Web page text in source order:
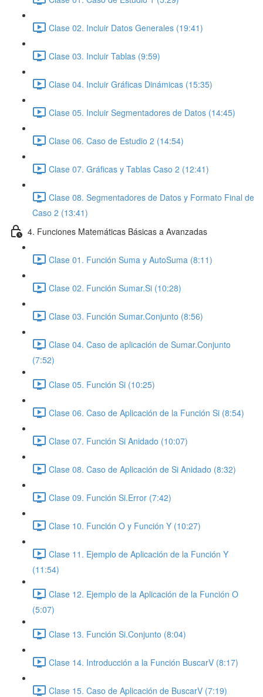
Clase 02. Incluir Datos Generales (19:41)
Clase 03. Incluir Tablas (9:59)
Clase 04. Incluir Gráficas Dinámicas (15:35)
Clase 05. Incluir Segmentadores de Datos (14:45)
Clase 06. Caso de Estudio 2 (14:54)
Clase 07. Gráficas y Tablas Caso 2 (12:41)
Clase 08. Segmentadores de Datos y Formato Final de
Caso 2 (13:41)
4. Funciones Matemáticas Básicas a Avanzadas
Clase 01. Función Suma y AutoSuma (8:11)
Clase 02. Función Sumar.Si (10:28)
Clase 03. Función Sumar.Conjunto (8:56)
Clase 04. Caso de aplicación de Sumar.Conjunto
(7:52)
Clase 05. Función Si (10:25)
Clase 06. Caso de Aplicación de la Función Si (8:54)
Clase 07. Función Si Anidado (10:07)
Clase 08. Caso de Aplicación de Si Anidado (8:32)
Clase 09. Función Si.Error (7:42)
Clase 10. Función O y Función Y (10:27)
Clase 11. Ejemplo de Aplicación de la Función Y
(11:54)
Clase 12. Ejemplo de la Aplicación de la Función O
(5:07)
Clase 13. Función Si.Conjunto (8:04)
Clase 14. Introducción a la Función BuscarV (8:17)
Clase 15. Caso de Aplicación de BuscarV (7:19)